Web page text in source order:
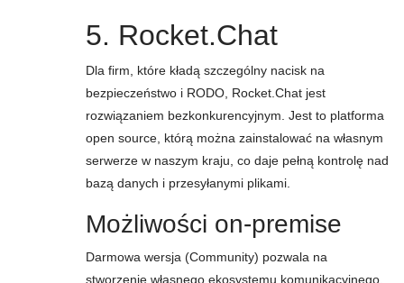
5. Rocket.Chat
Dla firm, które kładą szczególny nacisk na
bezpieczeństwo i RODO, Rocket.Chat jest
rozwiązaniem bezkonkurencyjnym. Jest to platforma
open source, którą można zainstalować na własnym
serwerze w naszym kraju, co daje pełną kontrolę nad
bazą danych i przesyłanymi plikami.
Możliwości on-premise
Darmowa wersja (Community) pozwala na
stworzenie własnego ekosystemu komunikacyjnego,